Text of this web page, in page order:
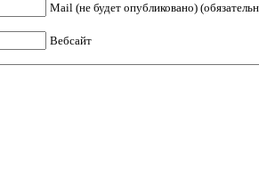
Mail (не будет опубликовано)
Вебсайт